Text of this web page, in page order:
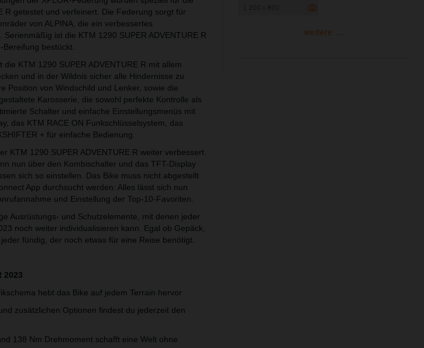
R getestet und verfeinert. Die Federung sorgt für
von ALPINA, die ein verbessertes
ist die KTM 1290 SUPER ADVENTURE R
bestückt.
KTM 1290 SUPER ADVENTURE R mit allem
und in der Wildnis sicher alle Hindernisse zu
Position von Windschild und Lenker, sowie die
Karosserie, die sowohl perfekte Kontrolle als
Schalter und einfache Einstellungsmenüs mit
das KTM RACE ON Funkschlüsselsystem, das
+ für einfache Bedienung.
KTM 1290 SUPER ADVENTURE R weiter verbessert.
nun über den Kombischalter und das TFT-Display
sich so einstellen. Das Bike muss nicht abgestellt
App durchsucht werden: Alles lässt sich nun
und Einstellung der Top-10-Favoriten.
Ausrüstungs- und Schutzelemente, mit denen jeder
noch weiter individualisieren kann. Egal ob Gepäck,
fündig, der noch etwas für eine Reise benötigt.
2023
hebt das Bike auf jedem Terrain hervor
zusätzlichen Optionen findest du jederzeit den
138 Nm Drehmoment schafft eine Welt ohne
weitere ...